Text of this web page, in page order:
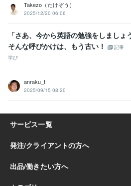
Takezo（たけぞう）
2025/12/20 06:06
「さあ、今から英語の勉強をしまし
そんな呼びかけは、もう古い！
記事
学び
anraku_t
2025/09/15 08:20